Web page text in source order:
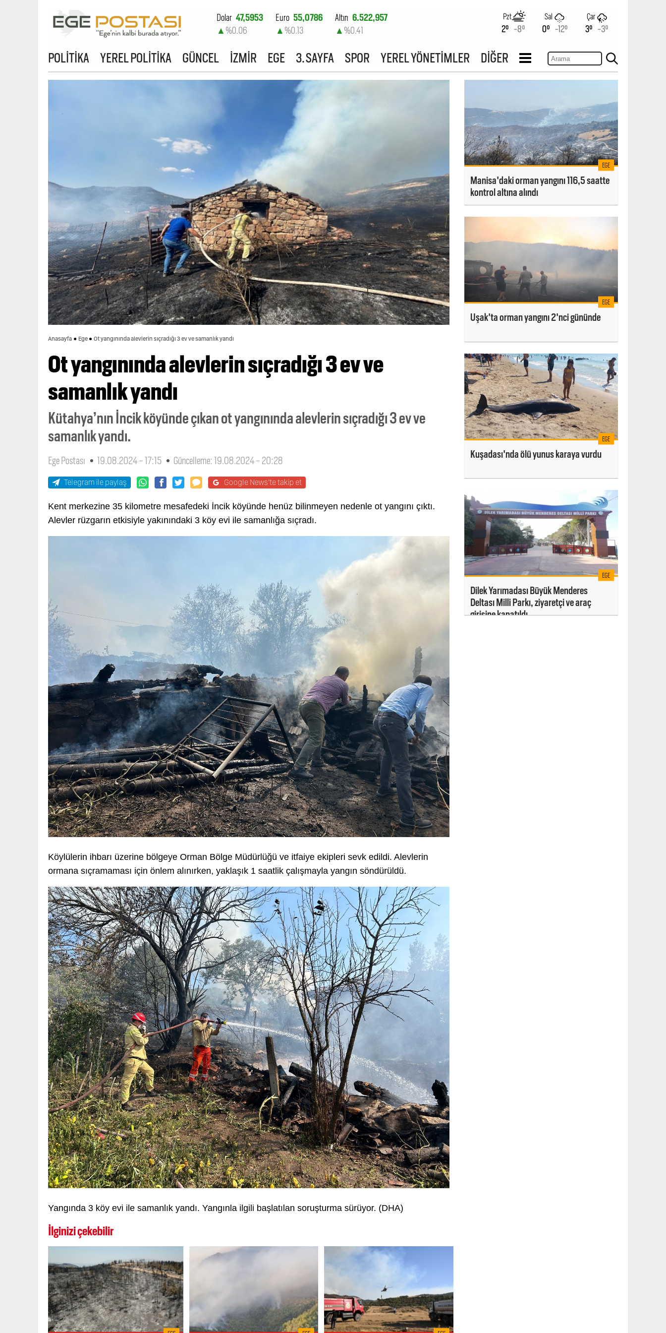
Dolar 47,5953
▲ %0.06
Euro 55,0786
▲ %0.13
Altın 6.522,957
▲ %0.41
%0.17
Pzt
2° -8°
Sal
0° -12°
Çar
3° -3°
POLİTİKA YEREL POLİTİKA GÜNCEL İZMİR EGE 3. SAYFA SPOR YEREL YÖNETİMLER DİĞER
Anasayfa Ege Ot yangınında alevlerin sıçradığı 3 ev ve samanlık yandı
Ot yangınında alevlerin sıçradığı 3 ev ve
samanlık yandı
Kütahya’nın İncik köyünde çıkan ot yangınında alevlerin sıçradığı 3 ev ve
samanlık yandı.
Ege Postası 19.08.2024 - 17:15 Güncelleme: 19.08.2024 - 20:28
Telegram ile paylaş Google News'te takip et
Kent merkezine 35 kilometre mesafedeki İncik köyünde henüz bilinmeyen nedenle ot yangını çıktı.
Alevler rüzgarın etkisiyle yakınındaki 3 köy evi ile samanlığa sıçradı.
Köylülerin ihbarı üzerine bölgeye Orman Bölge Müdürlüğü ve itfaiye ekipleri sevk edildi. Alevlerin
ormana sıçramaması için önlem alınırken, yaklaşık 1 saatlik çalışmayla yangın söndürüldü.
Yangında 3 köy evi ile samanlık yandı. Yangınla ilgili başlatılan soruşturma sürüyor. (DHA)
İlginizi çekebilir
EGE
Manisa'daki orman yangını 116,5 saatte
kontrol altına alındı
EGE
Uşak'ta orman yangını 2'nci gününde
EGE
Kuşadası'nda ölü yunus karaya vurdu
EGE
Dilek Yarımadası Büyük Menderes
Deltası Milli Parkı, ziyaretçi ve araç
girişine kapatıldı